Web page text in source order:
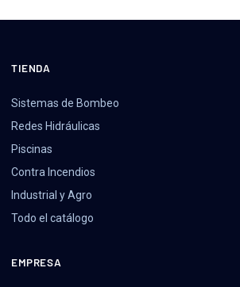
TIENDA
Sistemas de Bombeo
Redes Hidráulicas
Piscinas
Contra Incendios
Industrial y Agro
Todo el catálogo
EMPRESA